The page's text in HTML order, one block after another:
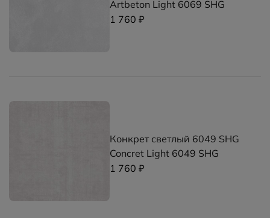
Artbeton Light 6069 SHG
1 760 ₽
Конкрет светлый 6049 SHG
Concret Light 6049 SHG
1 760 ₽